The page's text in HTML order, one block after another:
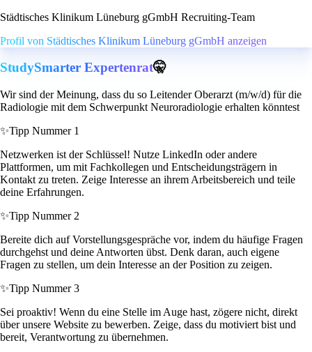
Städtisches Klinikum Lüneburg gGmbH Recruiting-Team
Profil von Städtisches Klinikum Lüneburg gGmbH anzeigen
StudySmarter Expertenrat🤫
Wir sind der Meinung, dass du so Leitender Oberarzt (m/w/d) für die
Radiologie mit dem Schwerpunkt Neuroradiologie erhalten könntest
✨Tipp Nummer 1
Netzwerken ist der Schlüssel! Nutze LinkedIn oder andere
Plattformen, um mit Fachkollegen und Entscheidungsträgern in
Kontakt zu treten. Zeige Interesse an ihrem Arbeitsbereich und teile
deine Erfahrungen.
✨Tipp Nummer 2
Bereite dich auf Vorstellungsgespräche vor, indem du häufige Fragen
durchgehst und deine Antworten übst. Denk daran, auch eigene
Fragen zu stellen, um dein Interesse an der Position zu zeigen.
✨Tipp Nummer 3
Sei proaktiv! Wenn du eine Stelle im Auge hast, zögere nicht, direkt
über unsere Website zu bewerben. Zeige, dass du motiviert bist und
bereit, Verantwortung zu übernehmen.